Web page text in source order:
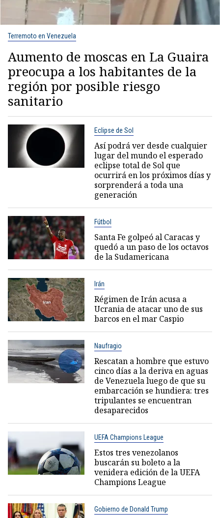
Terremoto en Venezuela
Aumento de moscas en La Guaira
preocupa a los habitantes de la
región por posible riesgo
sanitario
Eclipse de Sol
Así podrá ver desde cualquier
lugar del mundo el esperado
eclipse total de Sol que
ocurrirá en los próximos días y
sorprenderá a toda una
generación
Fútbol
Santa Fe golpeó al Caracas y
quedó a un paso de los octavos
de la Sudamericana
Irán
Régimen de Irán acusa a
Ucrania de atacar uno de sus
barcos en el mar Caspio
Naufragio
Rescatan a hombre que estuvo
cinco días a la deriva en aguas
de Venezuela luego de que su
embarcación se hundiera: tres
tripulantes se encuentran
desaparecidos
UEFA Champions League
Estos tres venezolanos
buscarán su boleto a la
venidera edición de la UEFA
Champions League
Gobierno de Donald Trump